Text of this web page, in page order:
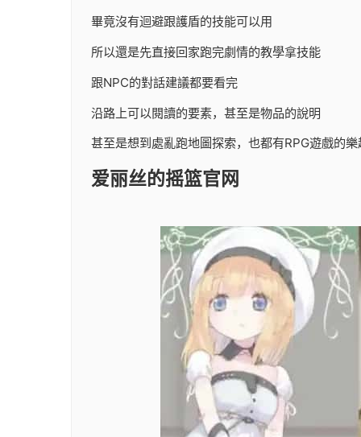
畢竟沒有迴避跟護盾的技能可以用
所以還是先直接回家跑完劇情的教學拿技能
跟NPC的對話建議都要看完
沿路上可以閱讀的要素，甚至是物品的說明
甚至是想到處亂跑地圖探索，也都有RPG遊戲的樂
爱丽丝的摇篮官网